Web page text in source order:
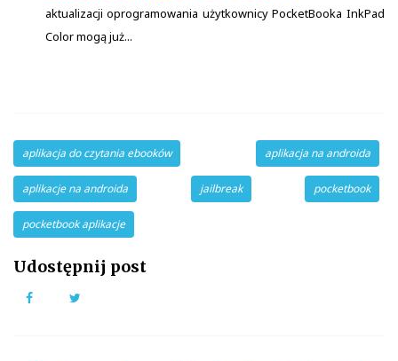
aktualizacji oprogramowania użytkownicy PocketBooka InkPad
Color mogą już...
aplikacja do czytania ebooków aplikacja na androida
aplikacje na androida jailbreak pocketbook
pocketbook aplikacje
Udostępnij post
Facebook